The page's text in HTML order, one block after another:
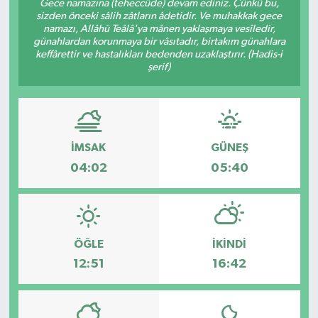
Gece namazına (teheccüde) devam ediniz. Çünkü bu,
sizden önceki sâlih zâtların âdetidir. Ve muhakkak gece
namazı, Allâhü Teâlâ'ya mânen yaklaşmaya vesîledir,
günahlardan korunmaya bir vâsıtadır, birtakım günahlara
keffârettir ve hastalıkları bedenden uzaklaştırır. (Hadis-i
şerif)
İMSAK
04:02
GÜNEŞ
05:40
ÖĞLE
12:51
İKINDI
16:42
KÜLTÜR SANAT
YAŞAM
LIFE
SARIGÖL
SARUHANLI
SELENDİ
KIRKAĞAÇ
DEMİRCİ
GÖLMARMARA
GÖRDES
KÖPRÜBAŞI
KULA
SALİHLİ
SARIGÖL
SARUHANLI
ŞEHZADELER
SELENDİ
TURGUTLU
EKONOMİ
EĞİTİM
KÜLTÜR SANAT
YAŞAM
BİLİM VE TEKNOLOJİ
MANİSA'NIN YÖRESEL LEZZETLERİ